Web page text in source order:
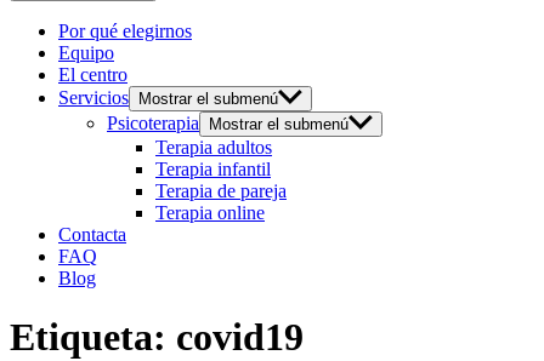
Por qué elegirnos
Equipo
El centro
Servicios
Mostrar el submenú
Psicoterapia Mostrar el submenú
Terapia adultos
Terapia infantil
Terapia de pareja
Terapia online
Contacta
FAQ
Blog
Etiqueta: covid19